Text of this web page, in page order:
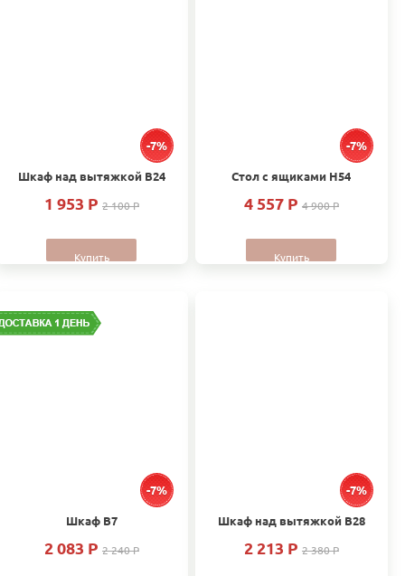
-7%
Шкаф над вытяжкой В24
1 953 P 2 100 P
Купить
-7%
Стол с ящиками Н54
4 557 P 4 900 P
Купить
-7%
Шкаф В7
2 083 P 2 240 P
-7%
Шкаф над вытяжкой В28
2 213 P 2 380 P